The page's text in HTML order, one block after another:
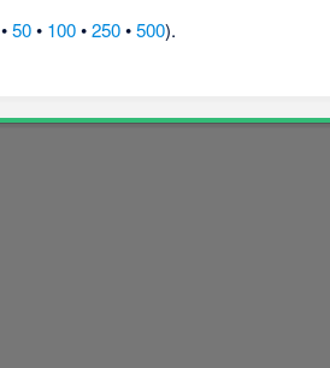
•50• 100•250•500).